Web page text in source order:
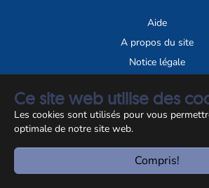
Ce site web utilise des
Les cookies sont utilisés pour vous
optimale de notre site web.
Compris!
Aide
A propos du site
Notice légale
© CCSS 2026